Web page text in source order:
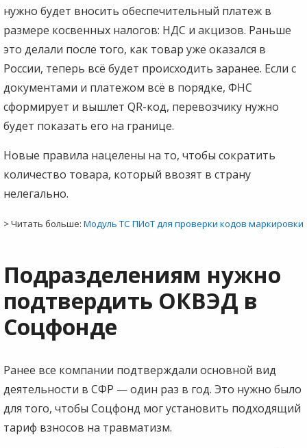
нужно будет вносить обеспечительный платеж в
размере косвенных налогов: НДС и акцизов. Раньше
это делали после того, как товар уже оказался в
России, теперь всё будет происходить заранее. Если с
документами и платежом всё в порядке, ФНС
сформирует и вышлет QR-код, перевозчику нужно
будет показать его на границе.
Новые правила нацелены на то, чтобы сократить
количество товара, который ввозят в страну
нелегально.
> Читать больше: Модуль ТС ПИоТ для проверки кодов маркировки
Подразделениям нужно
подтвердить ОКВЭД в
Соцфонде
Ранее все компании подтверждали основной вид
деятельности в СФР — один раз в год. Это нужно было
для того, чтобы Соцфонд мог установить подходящий
тариф взносов на травматизм.